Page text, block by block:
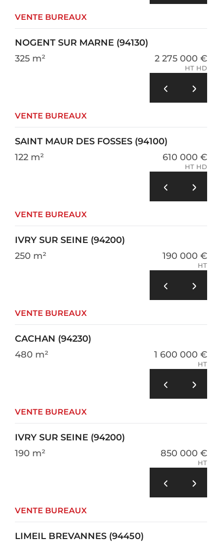
VENTE BUREAUX
NOGENT SUR MARNE (94130)
325 m²
2 275 000 €
HT HD
VENTE BUREAUX
SAINT MAUR DES FOSSES (94100)
122 m²
610 000 €
HT HD
VENTE BUREAUX
IVRY SUR SEINE (94200)
250 m²
190 000 €
HT
VENTE BUREAUX
CACHAN (94230)
480 m²
1 600 000 €
HT
VENTE BUREAUX
IVRY SUR SEINE (94200)
190 m²
850 000 €
HT
VENTE BUREAUX
LIMEIL BREVANNES (94450)